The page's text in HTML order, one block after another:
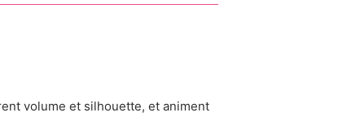
volume et silhouette, et animent